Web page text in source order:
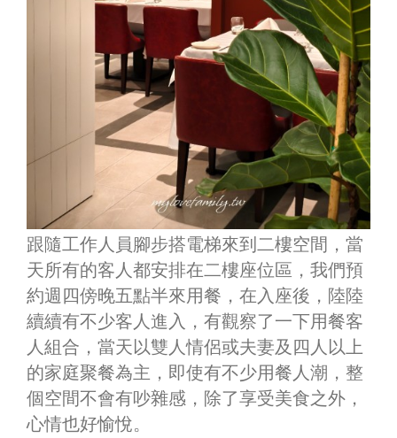
跟隨工作人員腳步搭電梯來到二樓空間，當
天所有的客人都安排在二樓座位區，我們預
約週四傍晚五點半來用餐，在入座後，陸陸
續續有不少客人進入，有觀察了一下用餐客
人組合，當天以雙人情侶或夫妻及四人以上
的家庭聚餐為主，即使有不少用餐人潮，整
個空間不會有吵雜感，除了享受美食之外，
心情也好愉悅。